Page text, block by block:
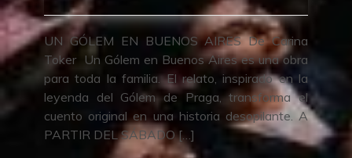
UN GÓLEM EN BUENOS AIRES De Carina
Toker Un Gólem en Buenos Aires es una obra
para toda la familia. El relato, inspirado en la
leyenda del Gólem de Praga, transforma el
cuento original en una historia desopilante. A
PARTIR DEL SÁBADO […]